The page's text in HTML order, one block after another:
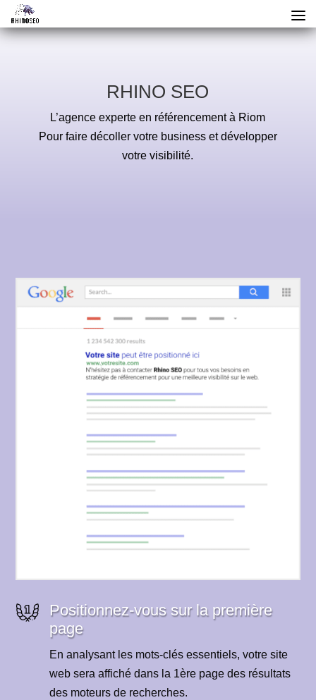
RHINO SEO
L’agence experte en référencement à Riom
Pour faire décoller votre business et développer
votre visibilité.
Positionnez-vous sur la première
page
En analysant les mots-clés essentiels, votre site
web sera affiché dans la 1ère page des résultats
des moteurs de recherches.